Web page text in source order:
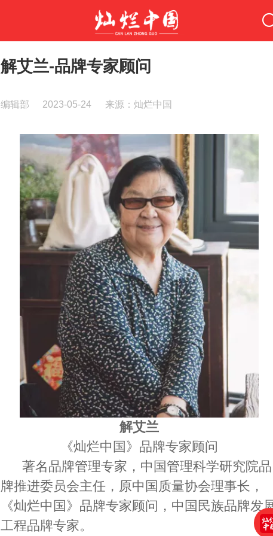
解艾兰-品牌专家顾问
编辑部 2023-05-24 来源：灿烂中国
解艾兰
《灿烂中国》品牌专家顾问
著名品牌管理专家，中国管理科学研究院品
牌推进委员会主任，原中国质量协会理事长，
《灿烂中国》品牌专家顾问， 中国民族品牌发
工程品牌专家。